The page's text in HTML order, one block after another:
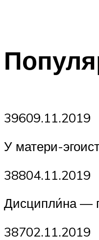
39609.11.2019
У матери-
38804.11.2019
Дисципли́на —
38702.11.2019